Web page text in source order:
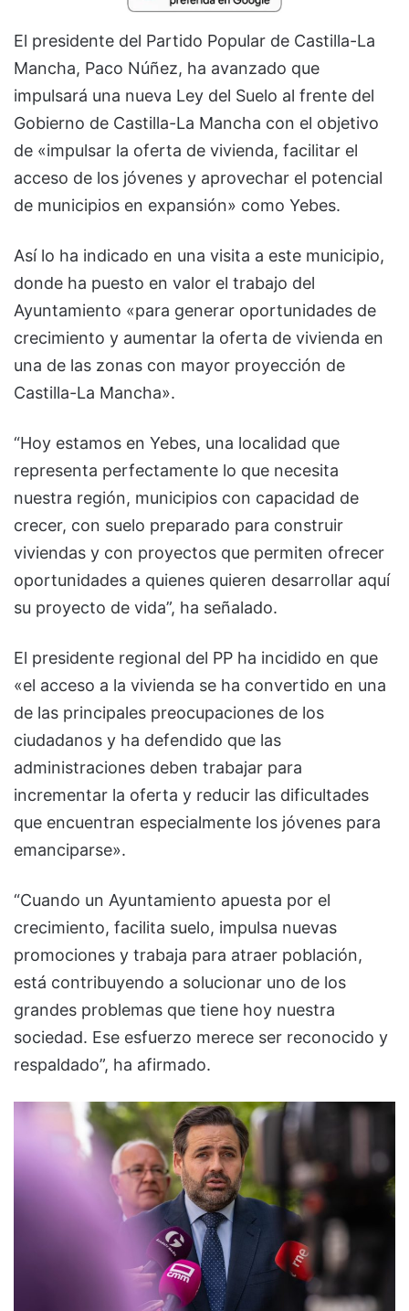
El presidente del Partido Popular de Castilla-La
Mancha, Paco Núñez, ha avanzado que
impulsará una nueva Ley del Suelo al frente del
Gobierno de Castilla-La Mancha con el objetivo
de «impulsar la oferta de vivienda, facilitar el
acceso de los jóvenes y aprovechar el potencial
de municipios en expansión» como Yebes.
Así lo ha indicado en una visita a este municipio,
donde ha puesto en valor el trabajo del
Ayuntamiento «para generar oportunidades de
crecimiento y aumentar la oferta de vivienda en
una de las zonas con mayor proyección de
Castilla-La Mancha».
“Hoy estamos en Yebes, una localidad que
representa perfectamente lo que necesita
nuestra región, municipios con capacidad de
crecer, con suelo preparado para construir
viviendas y con proyectos que permiten ofrecer
oportunidades a quienes quieren desarrollar aquí
su proyecto de vida”, ha señalado.
El presidente regional del PP ha incidido en que
«el acceso a la vivienda se ha convertido en una
de las principales preocupaciones de los
ciudadanos y ha defendido que las
administraciones deben trabajar para
incrementar la oferta y reducir las dificultades
que encuentran especialmente los jóvenes para
emanciparse».
“Cuando un Ayuntamiento apuesta por el
crecimiento, facilita suelo, impulsa nuevas
promociones y trabaja para atraer población,
está contribuyendo a solucionar uno de los
grandes problemas que tiene hoy nuestra
sociedad. Ese esfuerzo merece ser reconocido y
respaldado”, ha afirmado.